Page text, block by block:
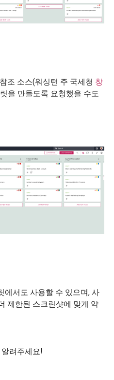
조 소스(워싱턴 주 국세청 창
을 만들도록 요청했을 수도
에서도 사용할 수 있으며, 사
제한된 스크린샷에 맞게 약
려주세요!